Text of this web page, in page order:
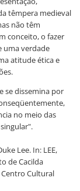
têmpera medieval
não têm
conceito, o fazer
uma verdade
atitude ética e
se dissemina por
no meio das
Lee. In: LEE,
de Cacilda
Centro Cultural